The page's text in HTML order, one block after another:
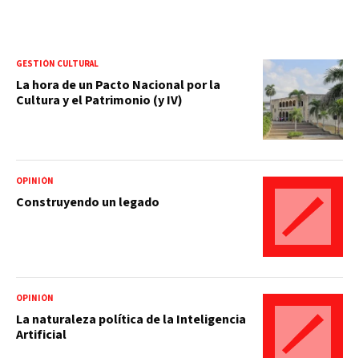
GESTIÓN CULTURAL
La hora de un Pacto Nacional por la
Cultura y el Patrimonio (y IV)
OPINIÓN
Construyendo un legado
OPINIÓN
La naturaleza política de la Inteligencia
Artificial